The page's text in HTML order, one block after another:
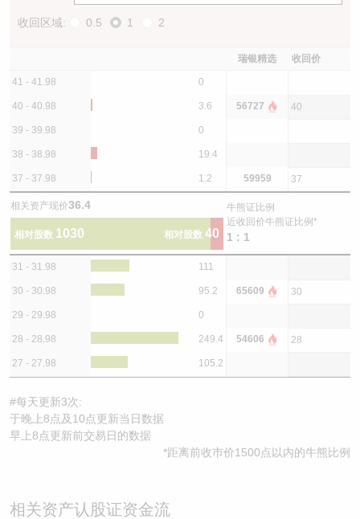
收回区域: 0.5 1 2
瑞银精选 收回价
41 - 41.98 0
40 - 40.98 3.6 56727 40
39 - 39.98 0
38 - 38.98 19.4
37 - 37.98 1.2 59959 37
相关资产现价36.4
相对股数 1030 相对股数 40
牛熊证比例
近收回价牛熊证比例*
1 : 1
31 - 31.98 111
30 - 30.98 95.2 65609 30
29 - 29.98 0
28 - 28.98 249.4 54606 28
27 - 27.98 105.2
#每天更新3次:
于晚上8点及10点更新当日数据
早上8点更新前交易日的数据
*距离前收巿价1500点以内的牛熊比例
相关资产认股证资金流